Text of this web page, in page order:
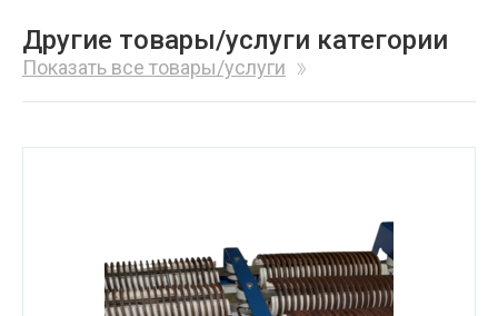
Другие товары/услуги категории
Показать все товары/услуги